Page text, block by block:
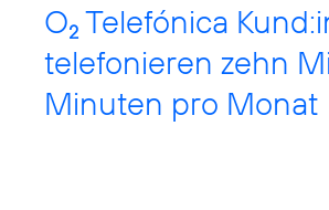
O2 Telefónica
telefonieren zehn
Minuten pro Monat